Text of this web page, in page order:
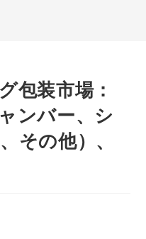
包装市場：
ンバー、シ
その他）、